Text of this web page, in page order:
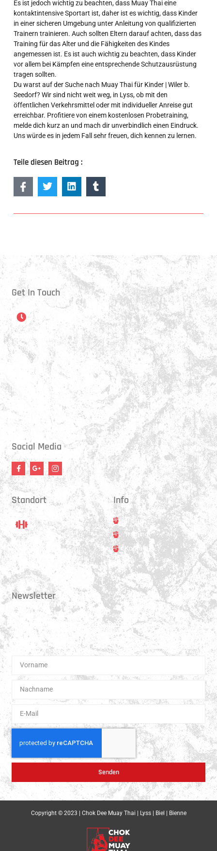
Es ist jedoch wichtig zu beachten, dass Muay Thai eine
kontaktintensive Sportart ist, daher ist es wichtig, dass Kinder
in einer sicheren Umgebung unter Anleitung von qualifizierten
Trainern trainieren. Auch sollten Eltern darauf achten, dass das
Training für das Alter und die Fähigkeiten des Kindes
angemessen ist. Es ist auch wichtig zu beachten, dass Kinder
vor allem bei Kämpfen eine entsprechende Schutzausrüstung
tragen sollten.
Du warst auf der Suche nach Muay Thai für Kinder | Wiler b.
Seedorf? Wir sind nicht weit weg, in Lyss, ob mit den
öffentlichen Verkehrsmittel oder mit individueller Anreise gut
erreichbar. Profitiere von einem kostenlosen Probetraining,
melde dich kurz an und mach dir unverbindlich einen Eindruck.
Uns würde es in jedem Fall sehr freuen, dich kennen zu lernen.
Teile diesen Beitrag :
Get In Touch
Öffnungszeiten
Montag:
17:15 - 21:00 Uhr
Mittwoch:
17:30 - 21:00 Uhr
Donnerstag:
17:15 - 18:45 Uhr
17:30 - 21:00 Uhr
Social Media
Standort
Standort
Hauptstrasse 31
3250 Lyss
Info
Trainer
Training
Kontakt
Newsletter
Erhalte 1x pro Quartal unsere News in dein Postfach. Darüber hinaus
teilen wir gerne Spannendes und Lehrreiches aus der Welt des Muay Thai
Boxen.
Senden
Copyright © 2023 | Chok Dee Muay Thai | Lyss | Biel | Bienne